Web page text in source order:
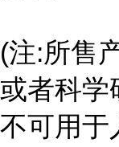
(注:所售
或者科学
不可用于